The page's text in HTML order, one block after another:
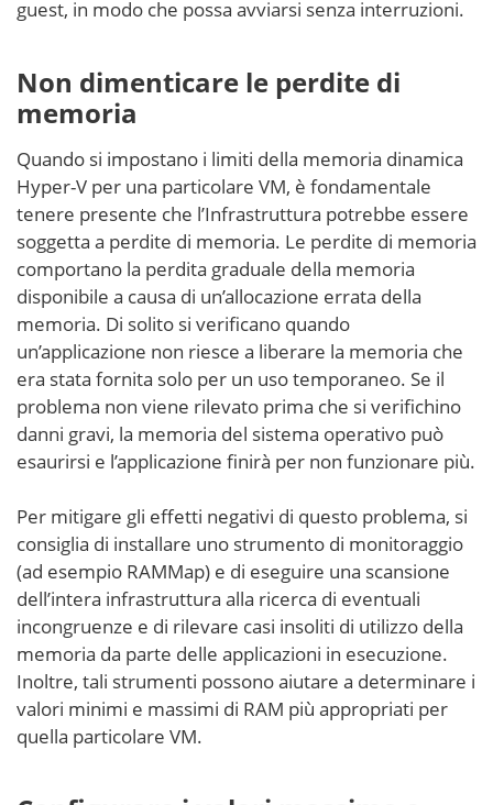
guest, in modo che possa avviarsi senza interruzioni.
Non dimenticare le perdite di
memoria
Quando si impostano i limiti della memoria dinamica
Hyper-V per una particolare VM, è fondamentale
tenere presente che l’Infrastruttura potrebbe essere
soggetta a perdite di memoria. Le perdite di memoria
comportano la perdita graduale della memoria
disponibile a causa di un’allocazione errata della
memoria. Di solito si verificano quando
un’applicazione non riesce a liberare la memoria che
era stata fornita solo per un uso temporaneo. Se il
problema non viene rilevato prima che si verifichino
danni gravi, la memoria del sistema operativo può
esaurirsi e l’applicazione finirà per non funzionare più.
Per mitigare gli effetti negativi di questo problema, si
consiglia di installare uno strumento di monitoraggio
(ad esempio RAMMap) e di eseguire una scansione
dell’intera infrastruttura alla ricerca di eventuali
incongruenze e di rilevare casi insoliti di utilizzo della
memoria da parte delle applicazioni in esecuzione.
Inoltre, tali strumenti possono aiutare a determinare i
valori minimi e massimi di RAM più appropriati per
quella particolare VM.